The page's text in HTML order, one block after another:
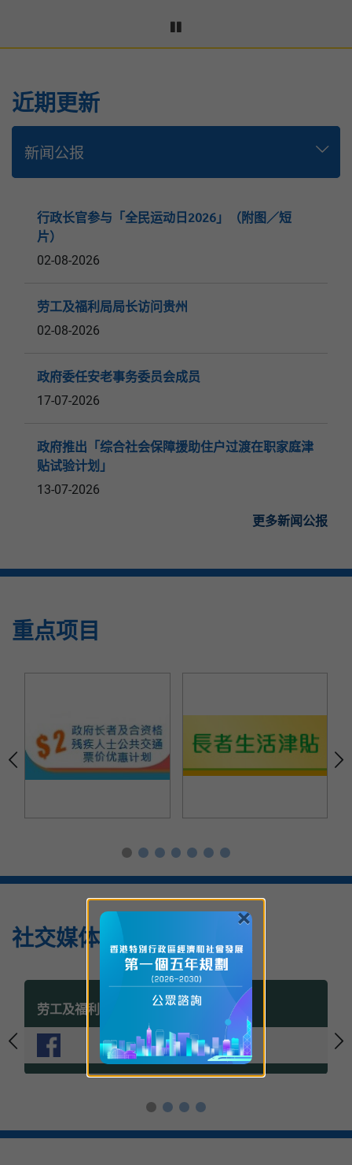
近期更新
新闻公报
演辞
答复立法会问题
谘询文件及报告
行政长官参与「全民运动日2026」（附图／短
片）
02-08-2026
劳工及福利局局长访问贵州
02-08-2026
政府委任安老事务委员会成员
17-07-2026
政府推出「综合社会保障援助住户过渡在职家庭津
贴试验计划」
13-07-2026
更多新闻公报
重点项目
社交媒体
劳工及福利局
×